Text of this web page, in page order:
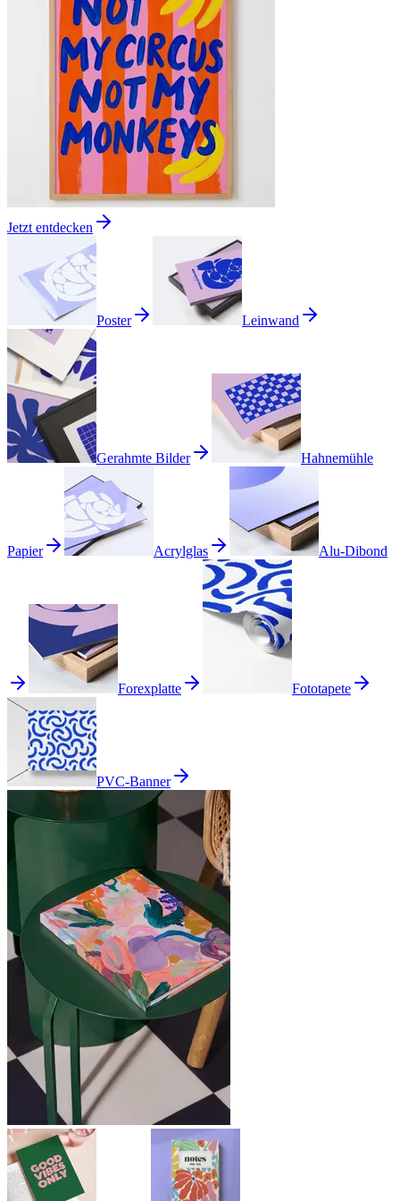
Jetzt entdecken
Poster Leinwand
Gerahmte Bilder Hahnemühle
Papier Acrylglas Alu-Dibond
Forexplatte Fototapete
PVC-Banner